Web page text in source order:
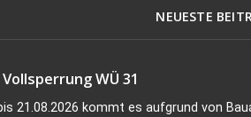
NEUESTE
WÜ 31
21.08.2026 kommt es aufgrund von